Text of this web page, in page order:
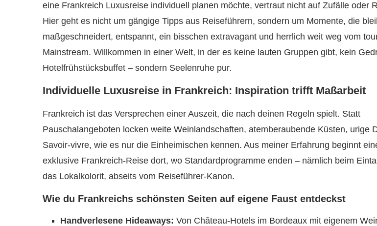
eine Frankreich Luxusreise individuell planen möchte, vertraut nicht auf Zufälle oder
Hier geht es nicht um gängige Tipps aus Reiseführern, sondern um Momente, die
maßgeschneidert, entspannt, ein bisschen extravagant und herrlich weit weg vom
Mainstream. Willkommen in einer Welt, in der es keine lauten Gruppen gibt, kein
Hotelfrühstücksbuffet – sondern Seelenruhe pur.
Individuelle Luxusreise in Frankreich: Inspiration trifft Maßarbeit
Frankreich ist das Versprechen einer Auszeit, die nach deinen Regeln spielt. Statt
Pauschalangeboten locken weite Weinlandschaften, atemberaubende Küsten, urige
Savoir-vivre, wie es nur die Einheimischen kennen. Aus meiner Erfahrung beginnt
exklusive Frankreich-Reise dort, wo Standardprogramme enden – nämlich beim
das Lokalkolorit, abseits vom Reiseführer-Kanon.
Wie du Frankreichs schönsten Seiten auf eigene Faust entdeckst
Handverlesene Hideaways: Von Château-Hotels im Bordeaux mit eigenem